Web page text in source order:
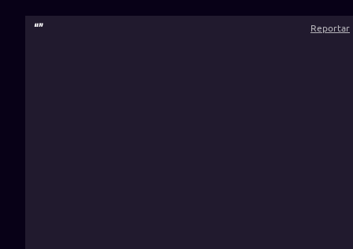
“” Reportar